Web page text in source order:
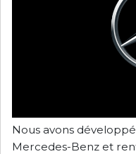
Nous avons
Mercedes-Benz et